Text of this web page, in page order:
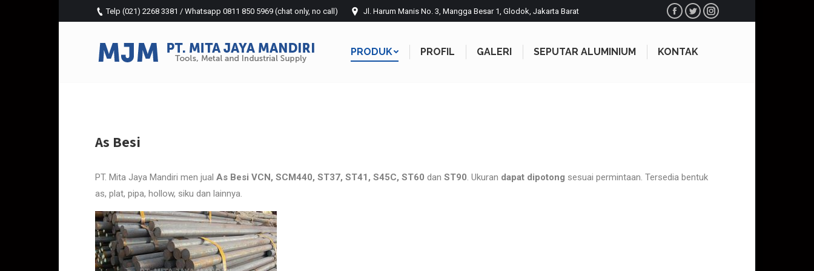
Telp (021) 2268 3381 / Whatsapp 0811 850 5969 (chat only, no call) Jl. Harum Manis No. 3, Mangga Besar 1, Glodok, Jakarta Barat Facebook
TwitterInstagram
PRODUK PROFIL GALERI SEPUTAR ALUMINIUM KONTAK
As Besi
PT. Mita Jaya Mandiri men jual As Besi VCN, SCM440, ST37, ST41, S45C, ST60 dan ST90. Ukuran dapat dipotong sesuai permintaan. Tersedia bentuk
as, plat, pipa, hollow, siku dan lainnya.
PRODUK PROFIL GALERI SEPUTAR ALUMINIUM KONTAK